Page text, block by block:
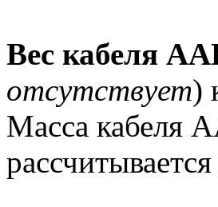
Вес кабеля
отсутствует)
Масса кабеля